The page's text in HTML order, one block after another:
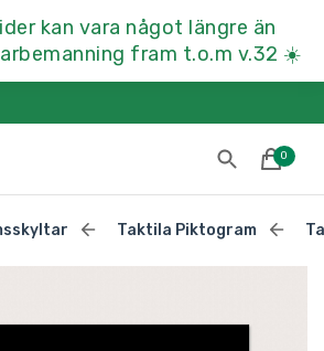
kan vara något längre än
fram t.o.m v.32 ☀️
0
Taktila Piktogram